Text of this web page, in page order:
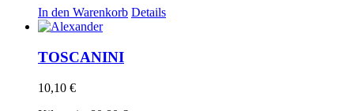
In den Warenkorb Details
TOSCANINI
10,10 €